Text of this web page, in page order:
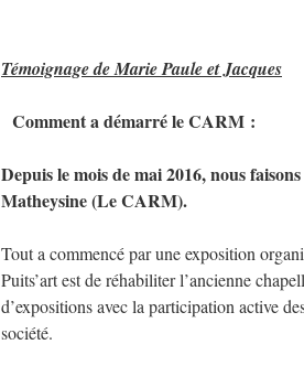
Témoignage de Marie Paule et Jacques
Comment a démarré le CARM :
Depuis le mois de mai 2016, nous
Matheysine (Le CARM).
Tout a commencé par une exposition
Puits’art est de réhabiliter l’ancienne
d’expositions avec la participation active
société.